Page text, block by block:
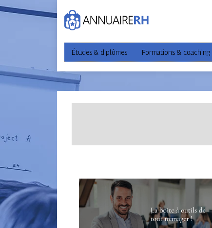
Études & diplômes Formations & coaching